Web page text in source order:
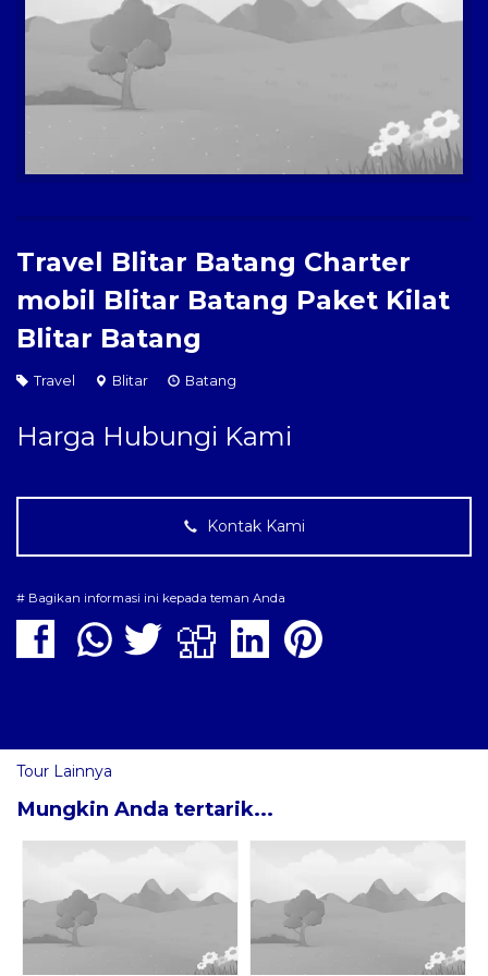
Paket Kilat
Pengiriman Barang
Travel Blitar Batang Charter
mobil Blitar Batang Paket Kilat
Blitar Batang
Travel Blitar Batang
Harga Hubungi Kami
Kontak Kami
# Bagikan informasi ini kepada teman Anda
Tour Lainnya
Mungkin Anda tertarik...